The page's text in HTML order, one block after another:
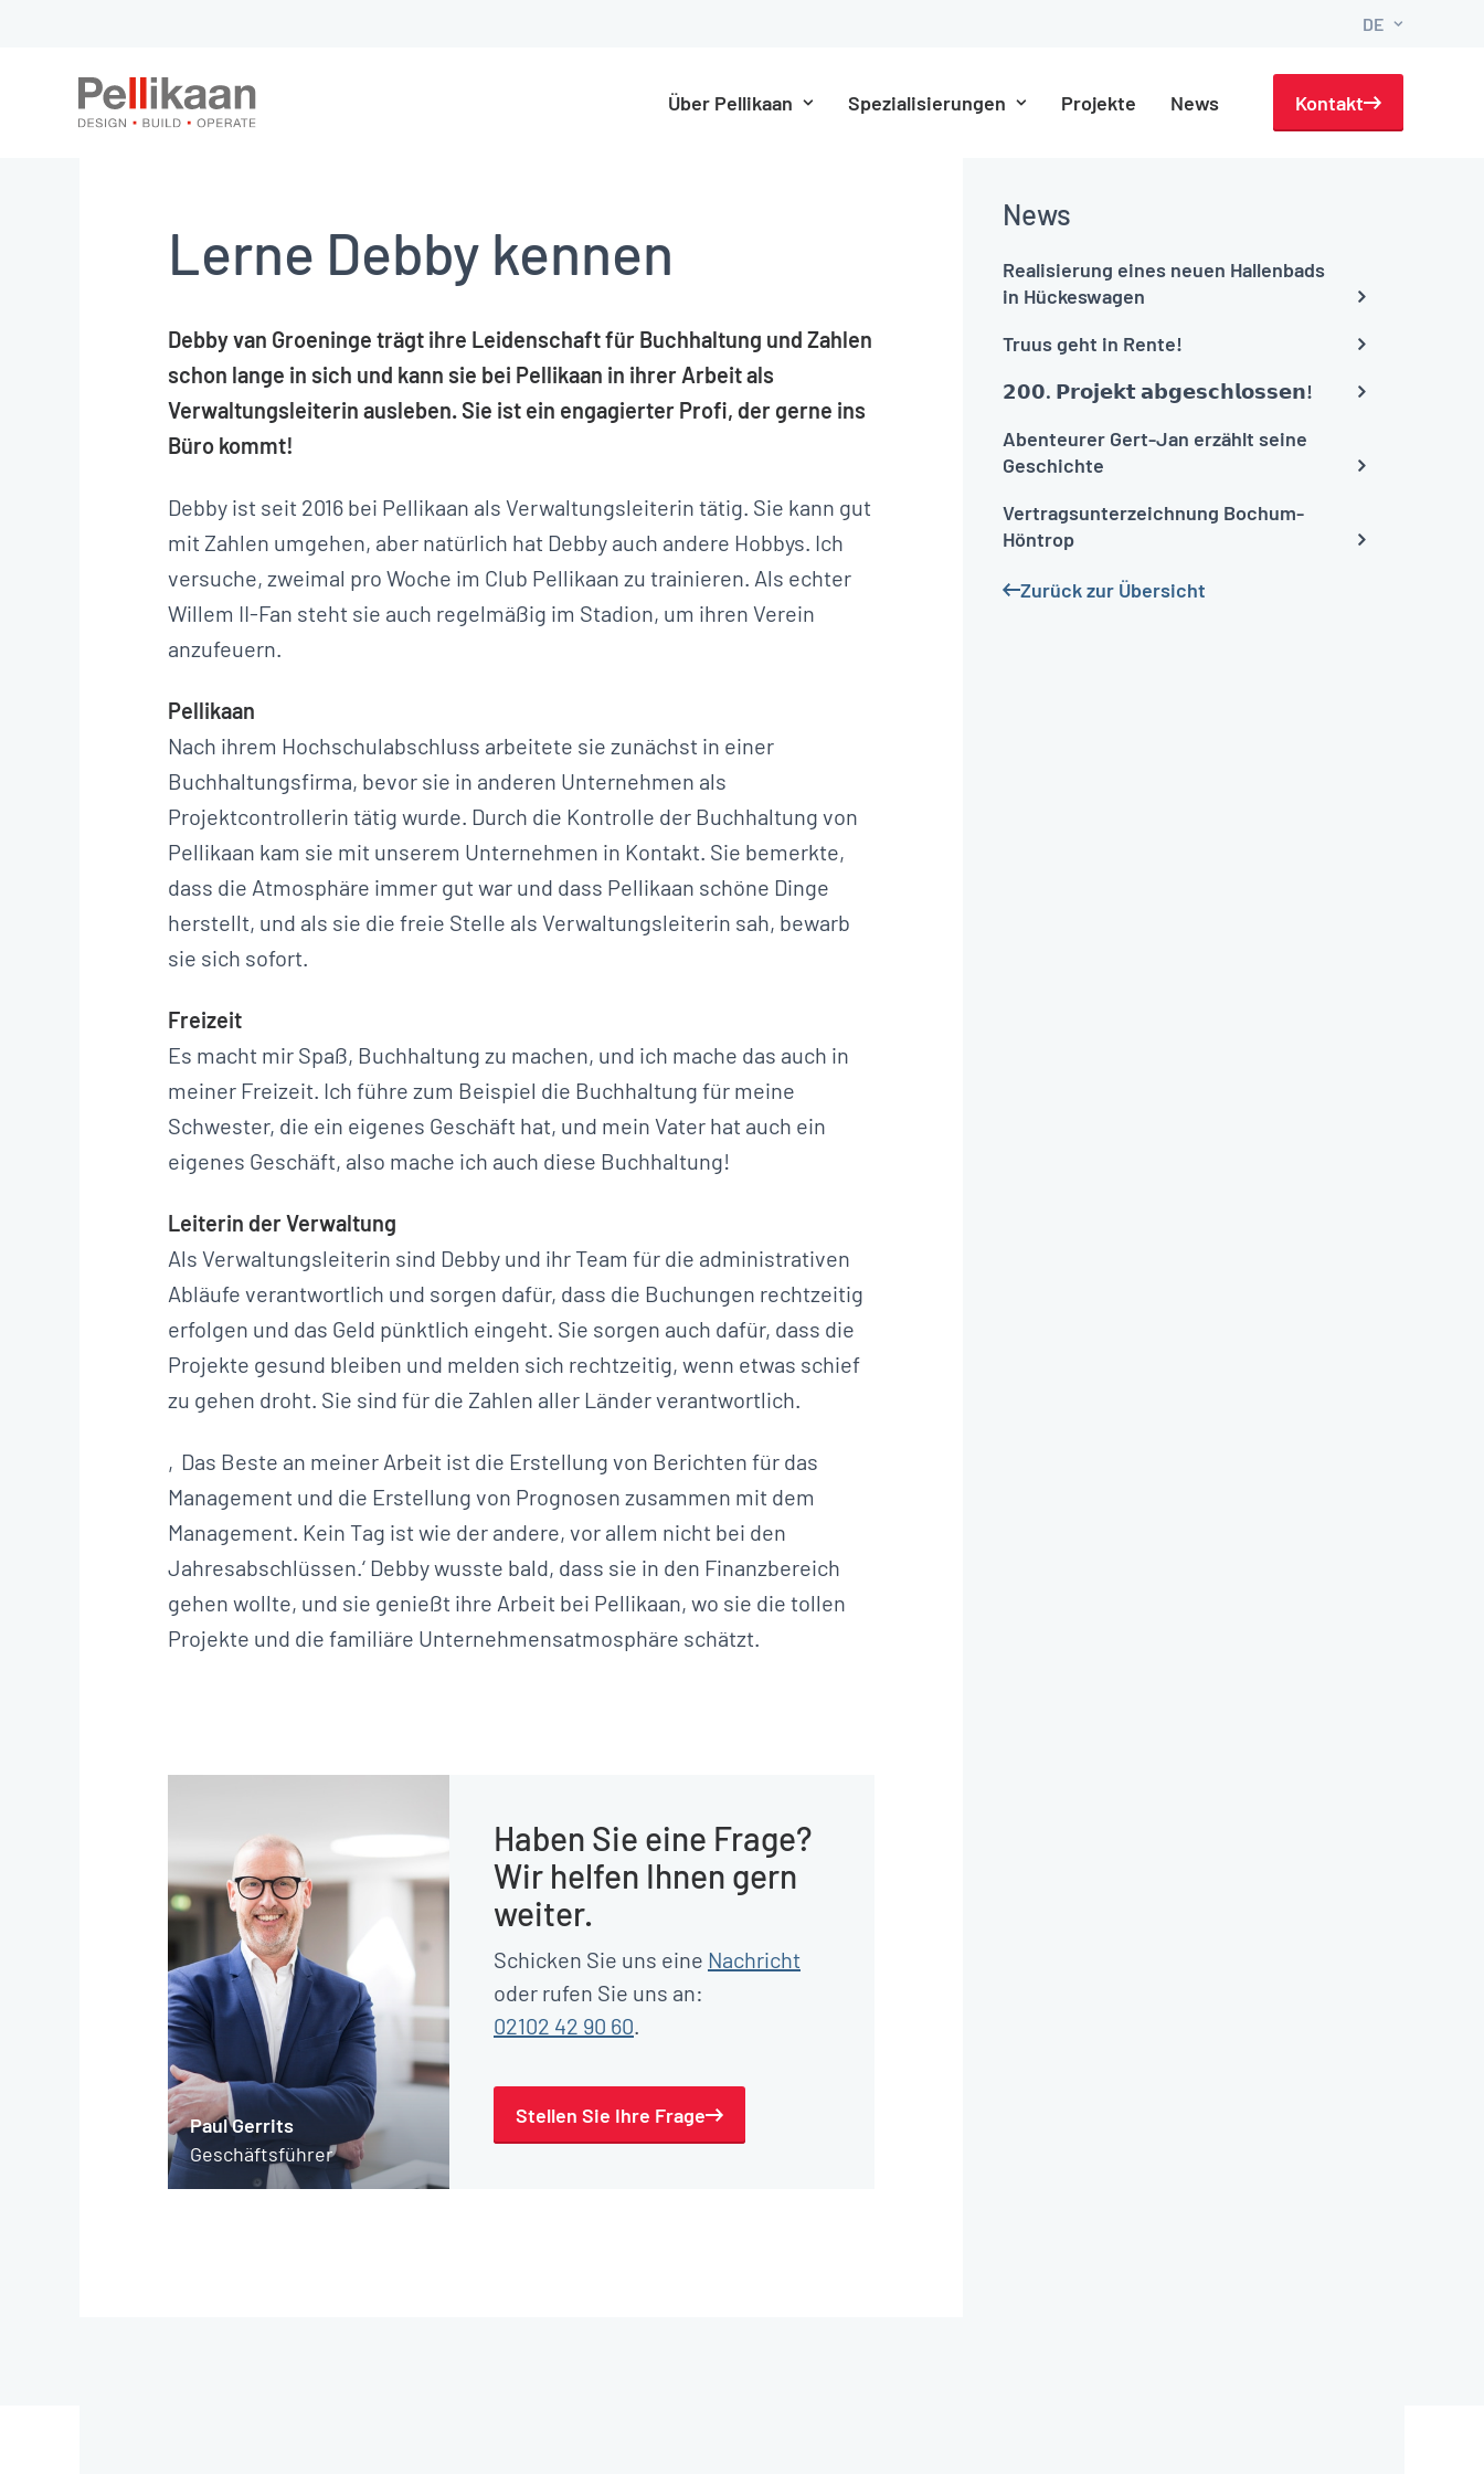
DE
Über Pellikaan Spezialisierungen Projekte News Kontakt
News
Realisierung eines neuen Hallenbads
in Hückeswagen
Truus geht in Rente!
𝟮𝟬𝟬. 𝗣𝗿𝗼𝗷𝗲𝗸𝘁 𝗮𝗯𝗴𝗲𝘀𝗰𝗵𝗹𝗼𝘀𝘀𝗲𝗻!
Abenteurer Gert-Jan erzählt seine
Geschichte
Vertragsunterzeichnung Bochum-
Höntrop
Zurück zur Übersicht
Lerne Debby kennen
Debby van Groeninge trägt ihre Leidenschaft für Buchhaltung und Zahlen
schon lange in sich und kann sie bei Pellikaan in ihrer Arbeit als
Verwaltungsleiterin ausleben. Sie ist ein engagierter Profi, der gerne ins
Büro kommt!
Debby ist seit 2016 bei Pellikaan als Verwaltungsleiterin tätig. Sie kann gut
mit Zahlen umgehen, aber natürlich hat Debby auch andere Hobbys. Ich
versuche, zweimal pro Woche im Club Pellikaan zu trainieren. Als echter
Willem II-Fan steht sie auch regelmäßig im Stadion, um ihren Verein
anzufeuern.
Pellikaan
Nach ihrem Hochschulabschluss arbeitete sie zunächst in einer
Buchhaltungsfirma, bevor sie in anderen Unternehmen als
Projektcontrollerin tätig wurde. Durch die Kontrolle der Buchhaltung von
Pellikaan kam sie mit unserem Unternehmen in Kontakt. Sie bemerkte,
dass die Atmosphäre immer gut war und dass Pellikaan schöne Dinge
herstellt, und als sie die freie Stelle als Verwaltungsleiterin sah, bewarb
sie sich sofort.
Freizeit
Es macht mir Spaß, Buchhaltung zu machen, und ich mache das auch in
meiner Freizeit. Ich führe zum Beispiel die Buchhaltung für meine
Schwester, die ein eigenes Geschäft hat, und mein Vater hat auch ein
eigenes Geschäft, also mache ich auch diese Buchhaltung!
Leiterin der Verwaltung
Als Verwaltungsleiterin sind Debby und ihr Team für die administrativen
Abläufe verantwortlich und sorgen dafür, dass die Buchungen rechtzeitig
erfolgen und das Geld pünktlich eingeht. Sie sorgen auch dafür, dass die
Projekte gesund bleiben und melden sich rechtzeitig, wenn etwas schief
zu gehen droht. Sie sind für die Zahlen aller Länder verantwortlich.
‚Das Beste an meiner Arbeit ist die Erstellung von Berichten für das
Management und die Erstellung von Prognosen zusammen mit dem
Management. Kein Tag ist wie der andere, vor allem nicht bei den
Jahresabschlüssen.‘ Debby wusste bald, dass sie in den Finanzbereich
gehen wollte, und sie genießt ihre Arbeit bei Pellikaan, wo sie die tollen
Projekte und die familiäre Unternehmensatmosphäre schätzt.
Paul Gerrits
Geschäftsführer
Haben Sie eine Frage?
Wir helfen Ihnen gern
weiter.
Schicken Sie uns eine Nachricht
oder rufen Sie uns an:
02102 42 90 60.
Stellen Sie Ihre Frage